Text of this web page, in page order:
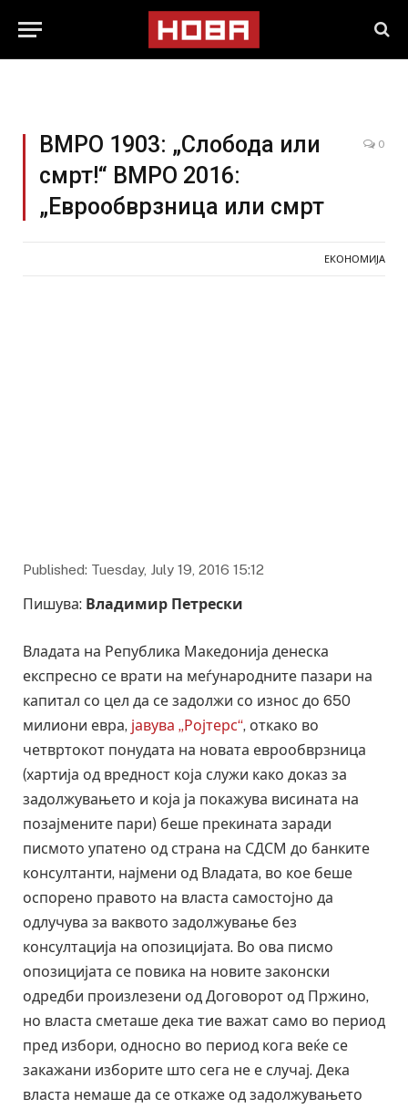
ВМРО 1903: „Слобода или
смрт!“ ВМРО 2016:
„Еврообврзница или смрт
0
ЕКОНОМИЈА
Published: Tuesday, July 19, 2016 15:12
Пишува: Владимир Петрески
Владата на Република Македонија денеска
експресно се врати на меѓународните пазари на
капитал со цел да се задолжи со износ до 650
милиони евра, јавува „Ројтерс“, откако во
четвртокот понудата на новата еврообврзница
(хартија од вредност која служи како доказ за
задолжувањето и која ја покажува висината на
позајмените пари) беше прекината заради
писмото упатено од страна на СДСМ до банките
консултанти, најмени од Владата, во кое беше
оспорено правото на власта самостојно да
одлучува за ваквото задолжување без
консултација на опозицијата. Во ова писмо
опозицијата се повика на новите законски
одредби произлезени од Договорот од Пржино,
но власта сметаше дека тие важат само во период
пред избори, односно во период кога веќе се
закажани изборите што сега не е случај. Дека
власта немаше да се откаже од задолжувањето